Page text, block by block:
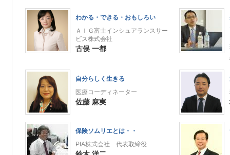
わかる・できる・おもしろい
ＡＩＧ富士インシュアランスサー
ビス株式会社
古俣 一都
自分らしく生きる
医療コーディネーター
佐藤 麻実
保険ソムリエとは・・
PIA株式会社 代表取締役